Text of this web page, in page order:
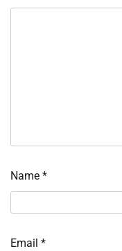
Name *
Email *